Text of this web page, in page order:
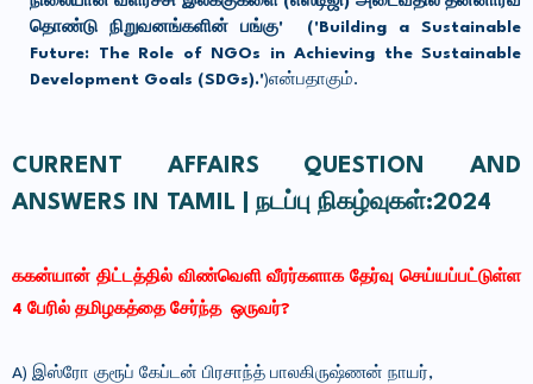
தொண்டு நிறுவனங்களின் பங்கு' ('Building a Sustainable
Future: The Role of NGOs in Achieving the Sustainable
Development Goals (SDGs).')என்பதாகும்.
CURRENT AFFAIRS QUESTION AND
ANSWERS IN TAMIL | நடப்பு நிகழ்வுகள்:2024
ககன்யான் திட்டத்தில் விண்வெளி வீரர்களாக தேர்வு செய்யப்பட்டுள்ள
4 பேரில் தமிழகத்தை சேர்ந்த ஒருவர்?
A) இஸ்ரோ குரூப் கேப்டன் பிரசாந்த் பாலகிருஷ்ணன் நாயர்,